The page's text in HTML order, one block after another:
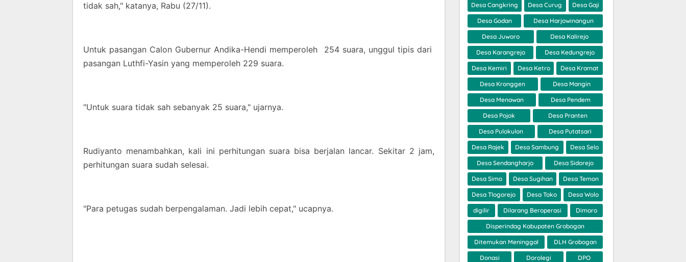
tidak sah," katanya, Rabu (27/11).
Untuk pasangan Calon Gubernur Andika-Hendi memperoleh 254 suara, unggul tipis dari
pasangan Luthfi-Yasin yang memperoleh 229 suara.
"Untuk suara tidak sah sebanyak 25 suara," ujarnya.
Rudiyanto menambahkan, kali ini perhitungan suara bisa berjalan lancar. Sekitar 2 jam,
perhitungan suara sudah selesai.
"Para petugas sudah berpengalaman. Jadi lebih cepat," ucapnya.
Desa Cangkring Desa Curug Desa Gaji
Desa Godan Desa Harjowinangun
Desa Juworo Desa Kalirejo
Desa Karangrejo Desa Kedungrejo
Desa Kemiri Desa Ketro Desa Kramat
Desa Kronggen Desa Mangin
Desa Menawan Desa Pendem
Desa Pojok Desa Pranten
Desa Pulokulon Desa Putatsari
Desa Rajek Desa Sambung Desa Selo
Desa Sendangharjo Desa Sidorejo
Desa Simo Desa Sugihan Desa Temon
Desa Tlogorejo Desa Toko Desa Wolo
digilir Dilarang Beroperasi Dimoro
Disperindag Kabupaten Grobogan
Ditemukan Meninggal DLH Grobogan
Donasi Dorolegi DPO